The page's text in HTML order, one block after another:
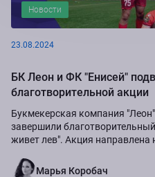
Новости
23.08.2024
БК Леон и ФК "Енисей"
благотворительной акции
Букмекерская компания
завершили
живет лев". Акция направлена
Марья Коробач